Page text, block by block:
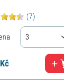
(7)
3
Kč